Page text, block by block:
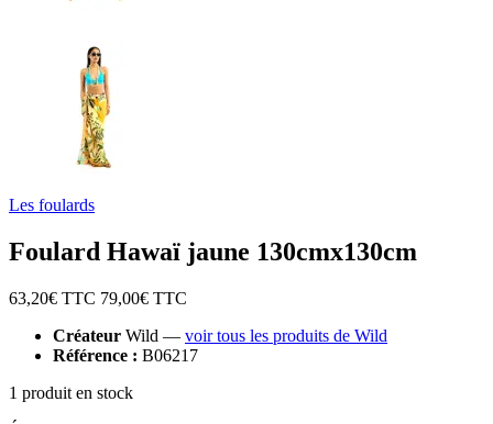
Les foulards
Foulard Hawaï jaune 130cmx130cm
63,20€ TTC 79,00€ TTC
Créateur Wild — voir tous les produits de Wild
Référence : B06217
1 produit en stock